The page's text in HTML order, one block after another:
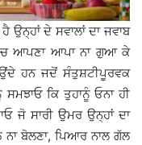
ਉਨ੍ਹਾਂ ਦੇ ਸਵਾਲਾਂ ਦਾ ਜਵਾਬ
ਆਪਣਾ ਆਪਾ ਨਾ ਗੁਆ ਕੇ
ਹਨ ਜਦੋਂ ਸੰਤੁਸ਼ਟੀਪੂਰਵਕ
ਕਿ ਤੁਹਾਨੂੰ ਓਨਾ ਹੀ
ਜੋ ਸਾਰੀ ਉਮਰ ਉਨ੍ਹਾਂ ਦਾ
ਬੋਲਣਾ, ਪਿਆਰ ਨਾਲ ਗੱਲ